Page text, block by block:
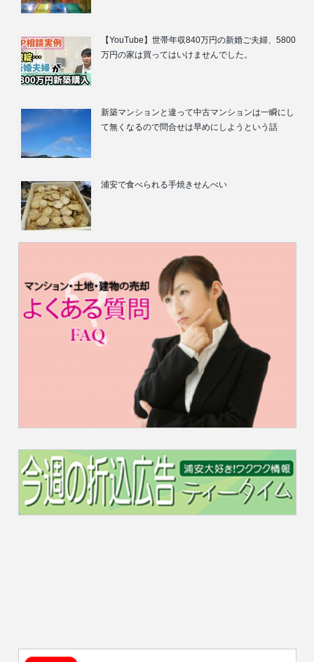
【YouTube】世帯年収840万円の新婚ご夫婦、5800
万円の家は買ってはいけませんでした。
新築マンションと違って中古マンションは一瞬にし
て無くなるので問合せは早めにしようという話
浦安で食べられる手焼きせんべい